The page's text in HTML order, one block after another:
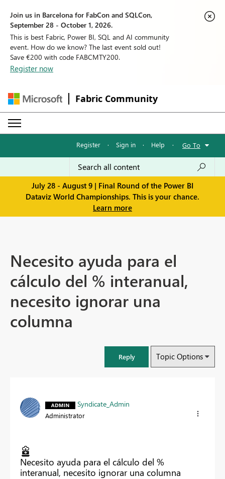
Join us in Barcelona for FabCon and SQLCon,
September 28 - October 1, 2026.
This is best Fabric, Power BI, SQL and AI community
event. How do we know? The last event sold out!
Save €200 with code FABCMTY200.
Register now
Fabric Community
Register · Sign in · Help · Go To
July 28 - August 9 | Final Round of the Power BI
Dataviz World Championships. This is your chance.
Learn more
Necesito ayuda para el
cálculo del % interanual,
necesito ignorar una
columna
Reply Topic Options
Syndicate_Admin
Administrator
Necesito ayuda para el cálculo del %
interanual, necesito ignorar una columna